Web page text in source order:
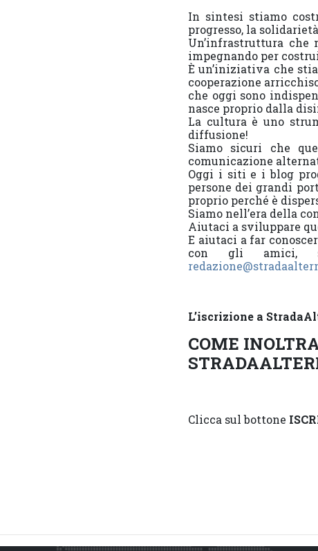
In sintesi stiamo
progresso, la
Un’infrastruttura che
impegnando per
È un’iniziativa che
cooperazione
che oggi sono
nasce proprio dalla
La cultura è uno
diffusione!
Siamo sicuri che
comunicazione
Oggi i siti e i blog
persone dei grandi
proprio perché è
Siamo nell’era della
Aiutaci a sviluppare
E aiutaci a far
con gli amici,
L’iscrizione a
COME
Clicca sul bottone